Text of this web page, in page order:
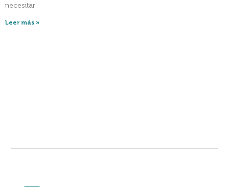
necesitar
Leer más »